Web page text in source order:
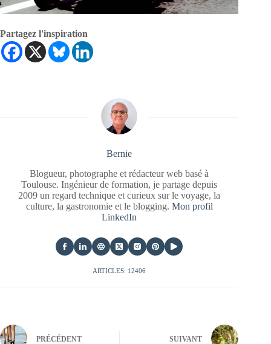
Partagez l'inspiration
Bernie
Blogueur, photographe et rédacteur web basé à
Toulouse. Ingénieur de formation, je partage depuis
2009 un regard technique et curieux sur le voyage, la
culture, la gastronomie et le blogging. Mon profil
LinkedIn
ARTICLES: 12406
PRÉCÉDENT SUIVANT